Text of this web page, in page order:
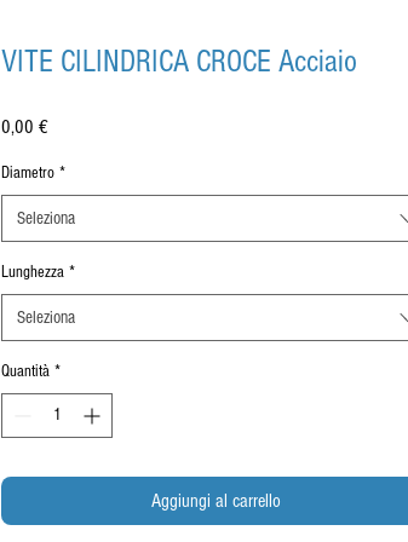
VITE CILINDRICA CROCE Acciaio
0,00 €Prezzo
Diametro *
Seleziona
Lunghezza *
Seleziona
Quantità *
Aggiungi al carrello